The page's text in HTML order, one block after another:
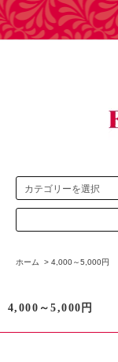
ホーム > 4,000～5,000円
4,000～5,000円